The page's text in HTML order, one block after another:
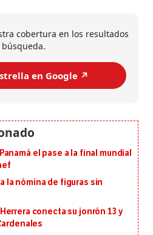
cobertura en los resultados
en Google ↗️
el pase a la final mundial
la nómina de figuras sin
conecta su jonrón 13 y